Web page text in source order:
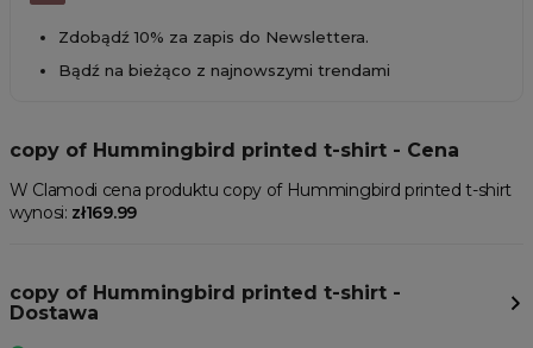
Zdobądź 10% za zapis do Newslettera.
Bądź na bieżąco z najnowszymi trendami
copy of Hummingbird printed t-shirt - Cena
W Clamodi cena produktu copy of Hummingbird printed t-shirt
wynosi: zł169.99
copy of Hummingbird printed t-shirt -
Dostawa